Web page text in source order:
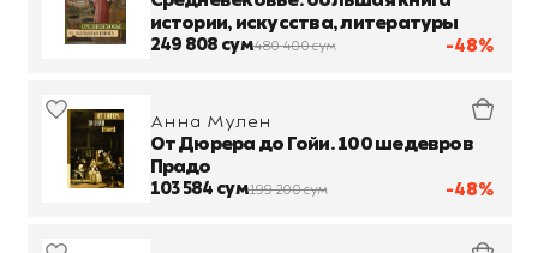
-48%
истории, искусства, литературы
249 808 сум480 400 сум
-48%
Анна Мулен
От Дюрера до Гойи. 100 шедевров
Прадо
103 584 сум199 200 сум